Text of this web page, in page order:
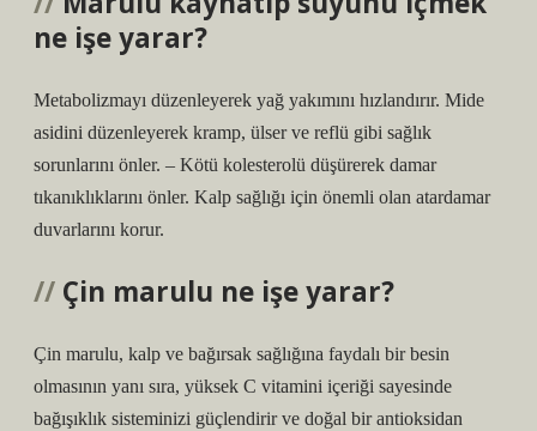
ne işe yarar?
Metabolizmayı düzenleyerek yağ yakımını hızlandırır. Mide
asidini düzenleyerek kramp, ülser ve reflü gibi sağlık
sorunlarını önler. – Kötü kolesterolü düşürerek damar
tıkanıklıklarını önler. Kalp sağlığı için önemli olan atardamar
duvarlarını korur.
Çin marulu ne işe yarar?
Çin marulu, kalp ve bağırsak sağlığına faydalı bir besin
olmasının yanı sıra, yüksek C vitamini içeriği sayesinde
bağışıklık sisteminizi güçlendirir ve doğal bir antioksidan